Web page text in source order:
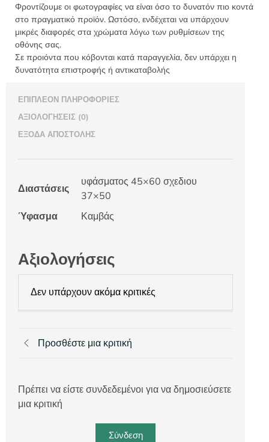
Φροντίζουμε οι φωτογραφίες να είναι όσο το δυνατόν πιο κοντά
στο πραγματικό προϊόν. Ωστόσο, ενδέχεται να υπάρχουν
μικρές διαφορές στα χρώματα λόγω των ρυθμίσεων της
οθόνης σας.
Σε προιόντα που κόβονται κατά παραγγελία, δεν υπάρχει η
δυνατότητα επιστροφής ή αντικαταβολής
ΕΠΙΠΛΈΟΝ ΠΛΗΡΟΦΟΡΊΕΣ
ΑΞΙΟΛΟΓΉΣΕΙΣ (0)
ΈΞΟΔΑ ΑΠΟΣΤΟΛΉΣ
Διαστάσεις
υφάσματος 45×60 σχεδιου
37×50
Ύφασμα
Καμβάς
Αξιολογήσεις
Δεν υπάρχουν ακόμα κριτικές
Προσθέστε μια κριτική
Πρέπει να είστε συνδεδεμένοι για να δημοσιεύσετε
μια κριτική
Σύνδεση